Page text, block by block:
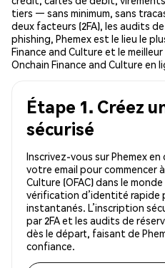
tiers — sans minimum, sans
deux facteurs (2FA), les audits
phishing, Phemex est le lieu le
Finance and Culture et le
Onchain Finance and Culture en
Étape 1. Créez
sécurisé
Inscrivez-vous sur Phemex
votre email pour commencer
Culture (OFAC) dans le
vérification d’identité rapide
instantanés. L’inscription
par 2FA et les audits de
dès le départ, faisant de
confiance.